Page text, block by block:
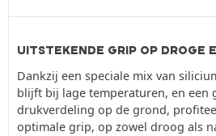
UITSTEKENDE GRIP OP DROGE
Dankzij een speciale mix van
blijft bij lage temperaturen, en een
drukverdeling op de grond,
optimale grip, op zowel droog als